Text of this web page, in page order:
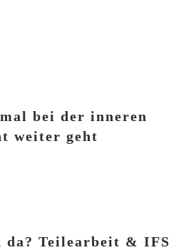
bei der inneren
weiter geht
da? Teilearbeit & IFS